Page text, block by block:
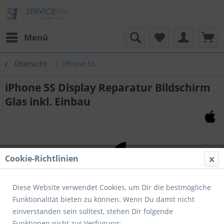
Menü
Übersicht iPhone 5S
iPhone 5S Display Reparatur Bildschirm
Glas inkl. Einbau
Cookie-Richtlinien
Diese Website verwendet Cookies, um Dir die bestmögliche
Funktionalität bieten zu können. Wenn Du damit nicht
einverstanden sein solltest, stehen Dir folgende